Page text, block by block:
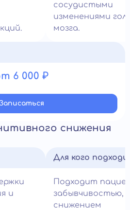
сосудистыми
изменениями
мозга.
6 000 ₽
снижения
и
Для кого
Подходит
забывчивостью,
снижением